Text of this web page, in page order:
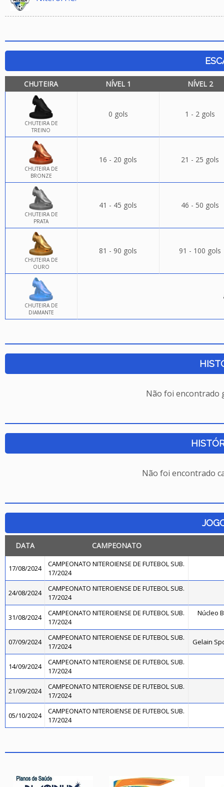
CHUTEIRA NÍVEL 1 NÍVEL 2
CHUTEIRA DE
TREINO
0 gols 1 - 2 gols
CHUTEIRA DE
BRONZE
16 - 20 gols 21 - 25 gols
CHUTEIRA DE
PRATA
41 - 45 gols 46 - 50 gols
CHUTEIRA DE
OURO
81 - 90 gols 91 - 100 gols
CHUTEIRA DE
DIAMANTE
Não foi encontrado
Não foi encontrado
DATA CAMPEONATO
17/08/2024
CAMPEONATO NITEROIENSE DE FUTEBOL SUB.
17/2024
24/08/2024
CAMPEONATO NITEROIENSE DE FUTEBOL SUB.
17/2024
31/08/2024
CAMPEONATO NITEROIENSE DE FUTEBOL SUB.
17/2024
Núcleo
07/09/2024
CAMPEONATO NITEROIENSE DE FUTEBOL SUB.
17/2024
Gelain
14/09/2024
CAMPEONATO NITEROIENSE DE FUTEBOL SUB.
17/2024
21/09/2024
CAMPEONATO NITEROIENSE DE FUTEBOL SUB.
17/2024
05/10/2024
CAMPEONATO NITEROIENSE DE FUTEBOL SUB.
17/2024